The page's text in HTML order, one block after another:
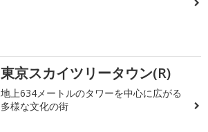
東京スカイツリータウン(R)
地上634メートルのタワーを中心に広がる
多様な文化の街